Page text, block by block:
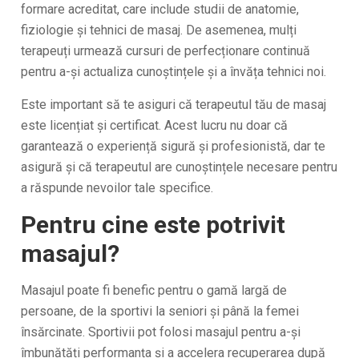
formare acreditat, care include studii de anatomie,
fiziologie și tehnici de masaj. De asemenea, mulți
terapeuți urmează cursuri de perfecționare continuă
pentru a-și actualiza cunoștințele și a învăța tehnici noi.
Este important să te asiguri că terapeutul tău de masaj
este licențiat și certificat. Acest lucru nu doar că
garantează o experiență sigură și profesionistă, dar te
asigură și că terapeutul are cunoștințele necesare pentru
a răspunde nevoilor tale specifice.
Pentru cine este potrivit
masajul?
Masajul poate fi benefic pentru o gamă largă de
persoane, de la sportivi la seniori și până la femei
însărcinate. Sportivii pot folosi masajul pentru a-și
îmbunătăți performanța și a accelera recuperarea după